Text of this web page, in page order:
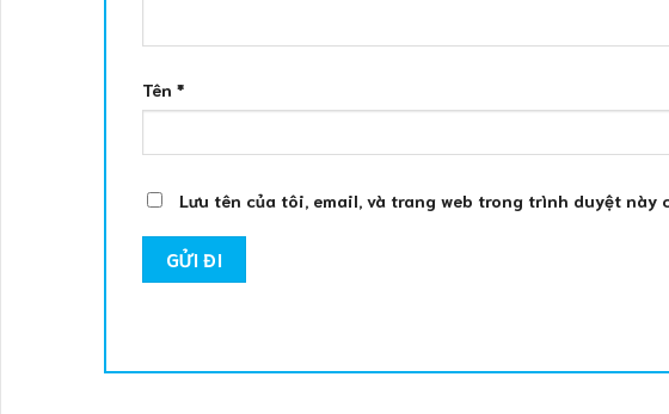
Tên *
Lưu tên của tôi, email, và trang web trong trình duyệt này